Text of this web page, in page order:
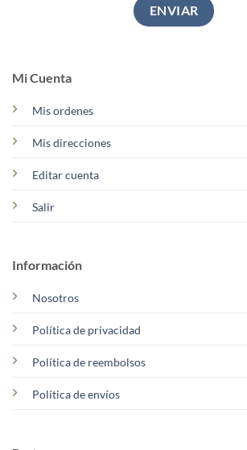
Mi Cuenta
Mis ordenes
Mis direcciones
Editar cuenta
Salir
Información
Nosotros
Política de privacidad
Política de reembolsos
Política de envíos